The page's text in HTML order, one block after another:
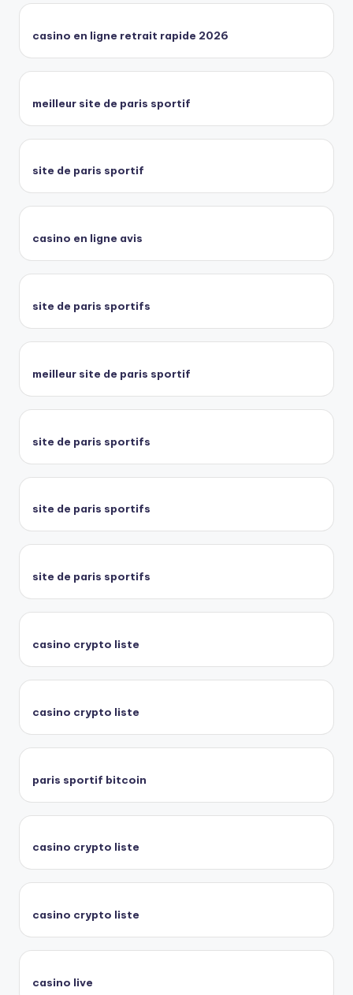
casino en ligne retrait rapide 2026
meilleur site de paris sportif
site de paris sportif
casino en ligne avis
site de paris sportifs
meilleur site de paris sportif
site de paris sportifs
site de paris sportifs
site de paris sportifs
casino crypto liste
casino crypto liste
paris sportif bitcoin
casino crypto liste
casino crypto liste
casino live